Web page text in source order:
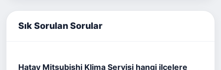
Sık Sorulan Sorular
Hatay Mitsubishi Klima Servisi hangi ilçelere